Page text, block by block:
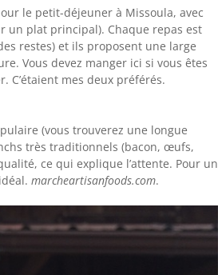
le petit-déjeuner à Missoula, avec
un plat principal). Chaque repas est
restes) et ils proposent une large
Vous devez manger ici si vous êtes
mes deux préférés.
(vous trouverez une longue
très traditionnels (bacon, œufs,
ce qui explique l’attente. Pour un
marcheartisanfoods.com.